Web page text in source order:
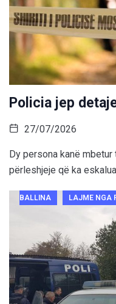
Policia jep
27/07/2026
Dy persona kanë
përleshjeje që ka
BALLINA LAJME NGA